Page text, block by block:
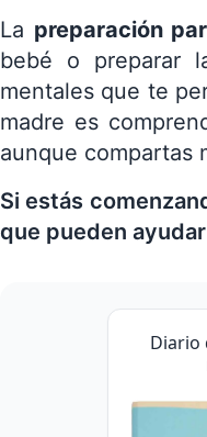
La preparación
bebé o preparar
mentales que te
madre es
aunque compartas
Si estás
que pueden
Diario